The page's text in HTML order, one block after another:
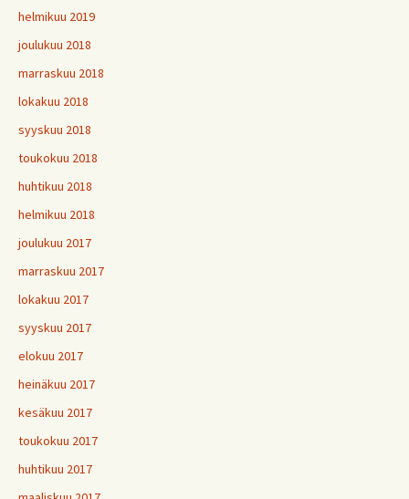
helmikuu 2019
joulukuu 2018
marraskuu 2018
lokakuu 2018
syyskuu 2018
toukokuu 2018
huhtikuu 2018
helmikuu 2018
joulukuu 2017
marraskuu 2017
lokakuu 2017
syyskuu 2017
elokuu 2017
heinäkuu 2017
kesäkuu 2017
toukokuu 2017
huhtikuu 2017